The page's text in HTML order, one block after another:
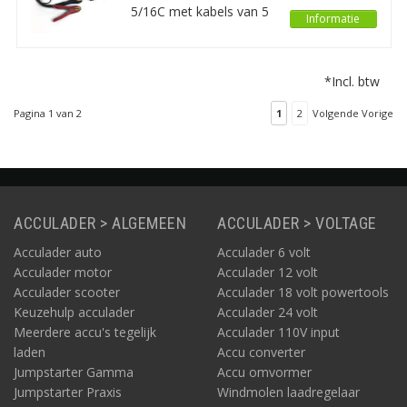
uw voertuig of vaartuig
5/16C met kabels van 5
flexibeler in de plaatsing
Informatie
*Incl. btw
Pagina 1 van 2 1 2 Volgende Vorige
ACCULADER > ALGEMEEN
Acculader auto
Acculader motor
Acculader scooter
Keuzehulp acculader
Meerdere accu's tegelijk
laden
Jumpstarter Gamma
Jumpstarter Praxis
ACCULADER > VOLTAGE
Acculader 6 volt
Acculader 12 volt
Acculader 18 volt powertools
Acculader 24 volt
Acculader 110V input
Accu converter
Accu omvormer
Windmolen laadregelaar